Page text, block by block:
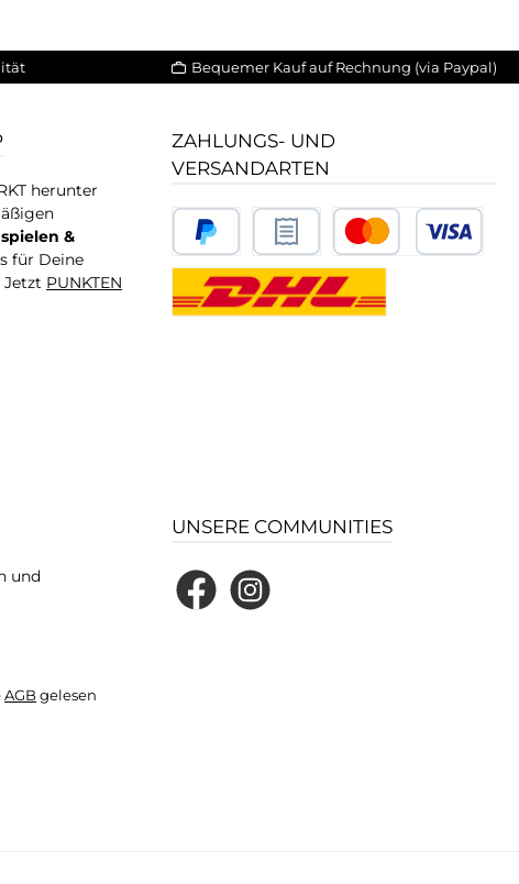
Bequemer Kauf auf Rechnung (via Paypal)
herunter
&
für Deine
Jetzt PUNKTEN
ZAHLUNGS- UND
VERSANDARTEN
und
AGBgelesen
UNSERE COMMUNITIES
FacebookInstagram